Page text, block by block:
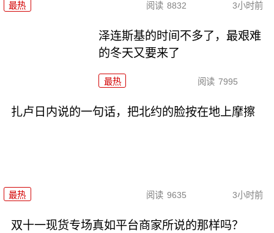
最热 阅读 8832 3小时前
泽连斯基的时间不多了，最艰难
的冬天又要来了
最热 阅读 7995
扎卢日内说的一句话，把北约的脸按在地上摩擦
最热 阅读 9635 3小时前
双十一现货专场真如平台商家所说的那样吗？